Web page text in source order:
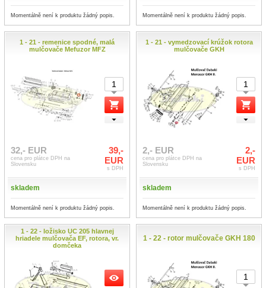
Momentálně není k produktu žádný popis. Momentálně není k produktu žádný popis.
1 - 21 - remenice spodné, malá
mulčovače Mefuzor MFZ
32,- EUR
cena pro plátce DPH na
Slovensku
39,-
EUR
s DPH
skladem
Momentálně není k produktu žádný popis.
1 - 21 - vymedzovací krúžok rotora
mulčovače GKH
2,- EUR
cena pro plátce DPH na
Slovensku
2,-
EUR
s DPH
skladem
Momentálně není k produktu žádný popis.
1 - 22 - ložisko UC 205 hlavnej
hriadele mulčovača EF, rotora, vr.
domčeka
1 - 22 - rotor mulčovače GKH 180